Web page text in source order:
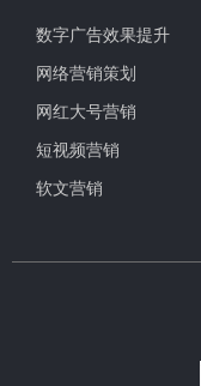
数字广告效果提升
网络营销策划
网红大号营销
短视频营销
软文营销